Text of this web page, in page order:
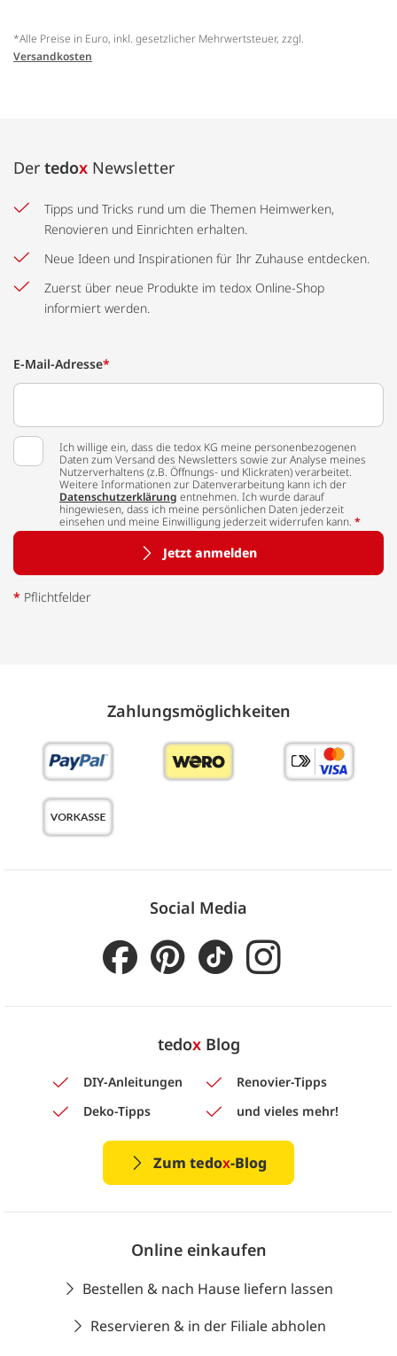
*Alle Preise in Euro, inkl. gesetzlicher Mehrwertsteuer, zzgl.
Versandkosten
Der tedox Newsletter
Tipps und Tricks rund um die Themen Heimwerken,
Renovieren und Einrichten erhalten.
Neue Ideen und Inspirationen für Ihr Zuhause entdecken.
Zuerst über neue Produkte im tedox Online-Shop
informiert werden.
E-Mail-Adresse*
Ich willige ein, dass die tedox KG meine personenbezogenen
Daten zum Versand des Newsletters sowie zur Analyse meines
Nutzerverhaltens (z.B. Öffnungs- und Klickraten) verarbeitet.
Weitere Informationen zur Datenverarbeitung kann ich der
Datenschutzerklärung entnehmen. Ich wurde darauf
hingewiesen, dass ich meine persönlichen Daten jederzeit
einsehen und meine Einwilligung jederzeit widerrufen kann. *
Jetzt anmelden
* Pflichtfelder
Zahlungs­möglich­keiten
Social Media
tedoxBlog
DIY-Anleitungen
Renovier-Tipps
Deko-Tipps
und vieles mehr!
Zum tedox-Blog
Online einkaufen
Bestellen & nach Hause liefern lassen
Reservieren & in der Filiale abholen